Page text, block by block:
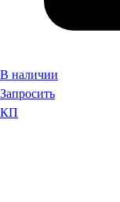
В наличии
Запросить
КП